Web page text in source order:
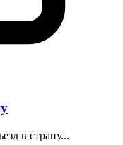
в страну...